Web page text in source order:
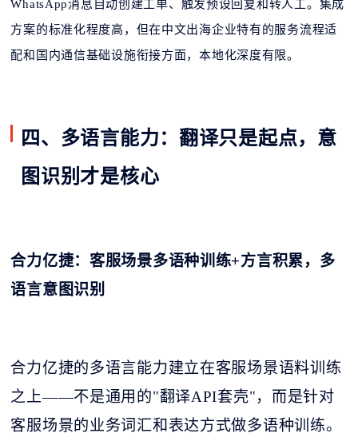
WhatsApp消息自动创建工单、触发预设回复和转人工。集成
方案的标准化程度高，但在中文出海企业特有的服务流程适
配和国内通信基础设施衔接方面，本地化深度有限。
四、多语言能力：翻译只是起点，意
图识别才是核心
合力亿捷：客服场景多语种训练+方言积累，多
语言意图识别
合力亿捷的多语言能力建立在客服场景语料训练
之上——不是通用的"翻译API套壳"，而是针对
客服场景的业务词汇和表达方式做多语种训练。